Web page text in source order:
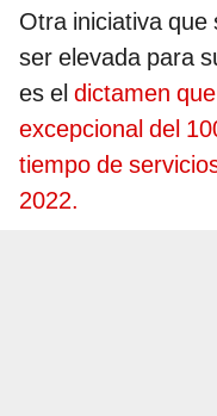
Otra iniciativa que
ser elevada para
es el dictamen
excepcional del
tiempo de
2022.